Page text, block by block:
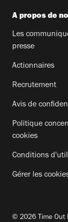
A propos de
Les
presse
Actionnaires
Recrutement
Avis de
Politique
cookies
Conditions
Gérer les
© 2026 Time Out